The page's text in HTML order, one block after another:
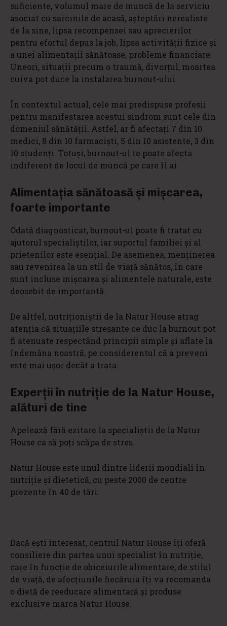
suficiente, volumul mare de muncă de la serviciu
asociat cu sarcinile de acasă, așteptări nerealiste
de la sine, lipsa recompensei sau aprecierilor
pentru efortul depus la job, lipsa activității fizice și
a unei alimentații sănătoase, probleme financiare.
Uneori, situații precum o traumă, divorțul, moartea
cuiva pot duce la instalarea burnout-ului.
În contextul actual, cele mai predispuse profesii
pentru manifestarea acestui sindrom sunt cele din
domeniul sănătății. Astfel, ar fi afectați 7 din 10
medici, 8 din 10 farmaciști, 5 din 10 asistente, 3 din
10 studenți. Totuși, burnout-ul te poate afecta
indiferent de locul de muncă pe care îl ai.
Alimentația sănătoasă și mișcarea,
foarte importante
Odată diagnosticat, burnout-ul poate fi tratat cu
ajutorul specialiștilor, iar suportul familiei și al
prietenilor este esențial. De asemenea, menținerea
sau revenirea la un stil de viață sănătos, în care
sunt incluse mișcarea și alimentele naturale, este
deosebit de importantă.
De altfel, nutriționiștii de la Natur House atrag
atenția că situațiile stresante ce duc la burnout pot
fi atenuate respectând principii simple și aflate la
îndemâna noastră, pe considerentul că a preveni
este mai ușor decât a trata.
Experții în nutriție de la Natur House,
alături de tine
Apelează fără ezitare la specialiștii de la Natur
House ca să poți scăpa de stres.
Natur House este unul dintre liderii mondiali în
nutriție și dietetică, cu peste 2000 de centre
prezente în 40 de tări.
Dacă ești interesat, centrul Natur House îți oferă
consiliere din partea unui specialist în nutriție,
care în funcție de obiceiurile alimentare, de stilul
de viață, de afecțiunile fiecăruia îți va recomanda
o dietă de reeducare alimentară și produse
exclusive marca Natur House.